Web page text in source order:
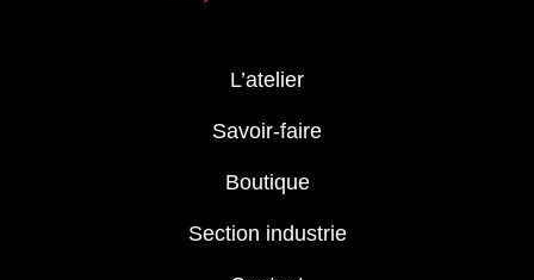
L’atelier
Savoir-faire
Boutique
Section industrie